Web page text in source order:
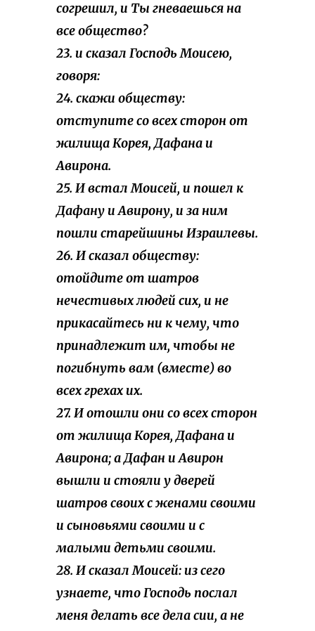
согрешил, и Ты гневаешься на
все общество?
23. и сказал Господь Моисею,
говоря:
24. скажи обществу:
отступите со всех сторон от
жилища Корея, Дафана и
Авирона.
25. И встал Моисей, и пошел к
Дафану и Авирону, и за ним
пошли старейшины Израилевы.
26. И сказал обществу:
отойдите от шатров
нечестивых людей сих, и не
прикасайтесь ни к чему, что
принадлежит им, чтобы не
погибнуть вам (вместе) во
всех грехах их.
27. И отошли они со всех сторон
от жилища Корея, Дафана и
Авирона; а Дафан и Авирон
вышли и стояли у дверей
шатров своих с женами своими
и сыновьями своими и с
малыми детьми своими.
28. И сказал Моисей: из сего
узнаете, что Господь послал
меня делать все дела сии, а не